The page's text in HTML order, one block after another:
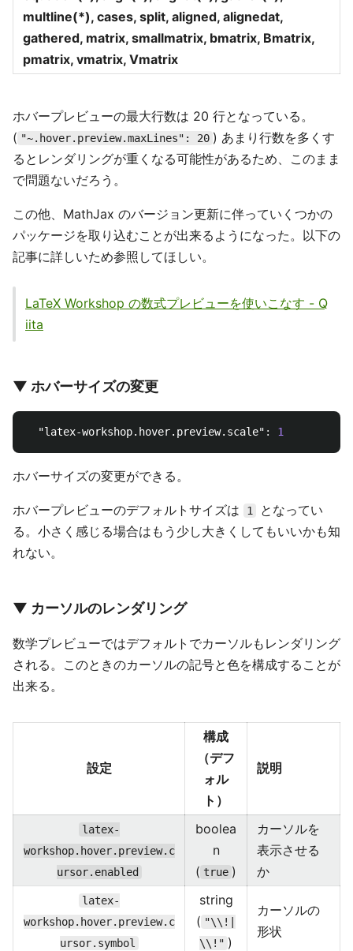
multline(*), cases, split, aligned, alignedat,
gathered, matrix, smallmatrix, bmatrix, Bmatrix,
pmatrix, vmatrix, Vmatrix
ホバープレビューの最大行数は 20 行となっている。
( "~.hover.preview.maxLines": 20 ) あまり行数を多くす
るとレンダリングが重くなる可能性があるため、このまま
で問題ないだろう。
この他、MathJax のバージョン更新に伴っていくつかの
パッケージを取り込むことが出来るようになった。以下の
記事に詳しいため参照してほしい。
LaTeX Workshop の数式プレビューを使いこなす - Q
iita
▼ ホバーサイズの変更
"latex-workshop.hover.preview.scale" : 1
ホバーサイズの変更ができる。
ホバープレビューのデフォルトサイズは 1
となってい
る。小さく感じる場合はもう少し大きくしてもいいかも知
れない。
▼ カーソルのレンダリング
数学プレビューではデフォルトでカーソルもレンダリング
される。このときのカーソルの記号と色を構成することが
出来る。
設定
構成
（デフ
ォル
ト）
説明
latex-
workshop.hover.preview.c
ursor.enabled
boolea
n
( true )
カーソルを
表示させる
か
latex-
workshop.hover.preview.c
ursor.symbol
string
( "\\!|
\\!" )
カーソルの
形状